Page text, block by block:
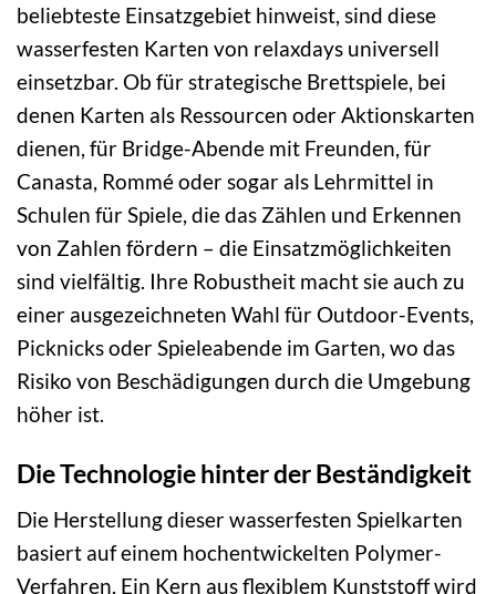
beliebteste Einsatzgebiet hinweist, sind diese
wasserfesten Karten von relaxdays universell
einsetzbar. Ob für strategische Brettspiele, bei
denen Karten als Ressourcen oder Aktionskarten
dienen, für Bridge-Abende mit Freunden, für
Canasta, Rommé oder sogar als Lehrmittel in
Schulen für Spiele, die das Zählen und Erkennen
von Zahlen fördern – die Einsatzmöglichkeiten
sind vielfältig. Ihre Robustheit macht sie auch zu
einer ausgezeichneten Wahl für Outdoor-Events,
Picknicks oder Spieleabende im Garten, wo das
Risiko von Beschädigungen durch die Umgebung
höher ist.
Die Technologie hinter der Beständigkeit
Die Herstellung dieser wasserfesten Spielkarten
basiert auf einem hochentwickelten Polymer-
Verfahren. Ein Kern aus flexiblem Kunststoff wird